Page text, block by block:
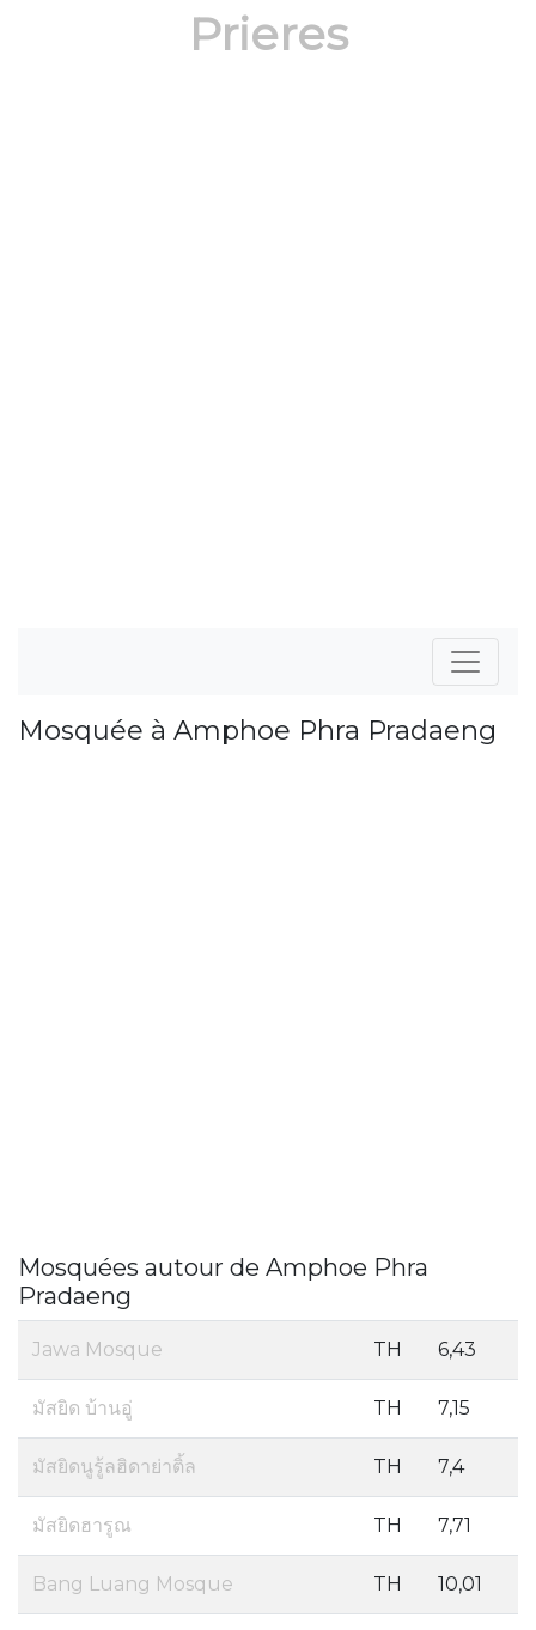
Prieres
Mosquée à Amphoe Phra Pradaeng
Mosquées autour de Amphoe Phra
Pradaeng
Jawa Mosque TH 6,43
มัสยิด บ้านอู่ TH 7,15
มัสยิดนูรู้ลฮิดาย่าติ้ล TH 7,4
มัสยิดฮารูณ TH 7,71
Bang Luang Mosque TH 10,01